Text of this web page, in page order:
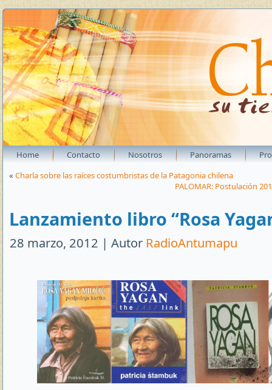
Home Contacto Nosotros Panoramas
« Charla sobre las raíces costumbristas de la Patagonia chilena
PALOMAR: Postulación
Lanzamiento libro “Rosa
28 marzo, 2012 | Autor RadioAntumapu